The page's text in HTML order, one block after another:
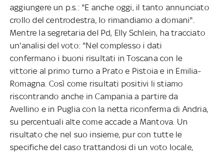
aggiungere un p.s.: "E anche oggi, il tanto annunciato
crollo del centrodestra, lo rimandiamo a domani".
Mentre la segretaria del Pd, Elly Schlein, ha tracciato
un'analisi del voto: "Nel complesso i dati
confermano i buoni risultati in Toscana con le
vittorie al primo turno a Prato e Pistoia e in Emilia-
Romagna. Così come risultati positivi li stiamo
riscontrando anche in Campania a partire da
Avellino e in Puglia con la netta riconferma di Andria,
su percentuali alte come accade a Mantova. Un
risultato che nel suo insieme, pur con tutte le
specifiche del caso trattandosi di un voto locale,